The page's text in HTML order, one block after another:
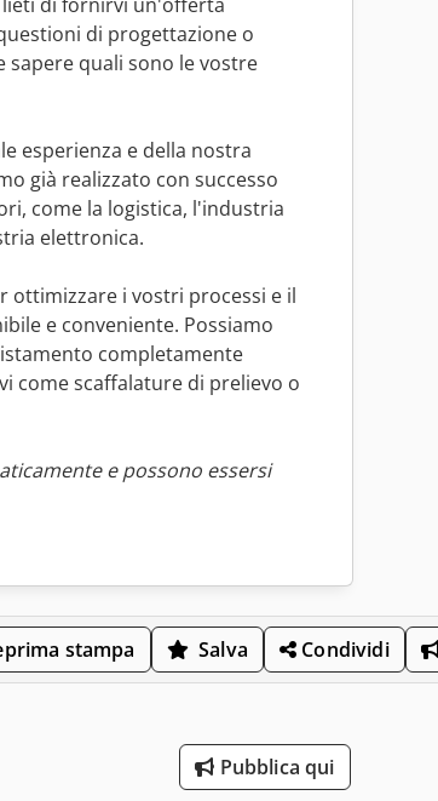
di progettazione o
sapere quali sono le vostre
esperienza e della nostra
già realizzato con successo
come la logistica, l'industria
elettronica.
ottimizzare i vostri processi e il
e conveniente. Possiamo
completamente
come scaffalature di prelievo o
e possono essersi
stampa Salva Condividi
Pubblica qui